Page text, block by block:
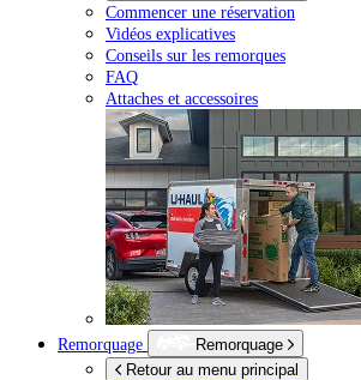
Commencer une réservation
Vidéos explicatives
Conseils sur les remorques
FAQ
Attaches et accessoires
Remorquage
Remorquage
Retour au menu principal